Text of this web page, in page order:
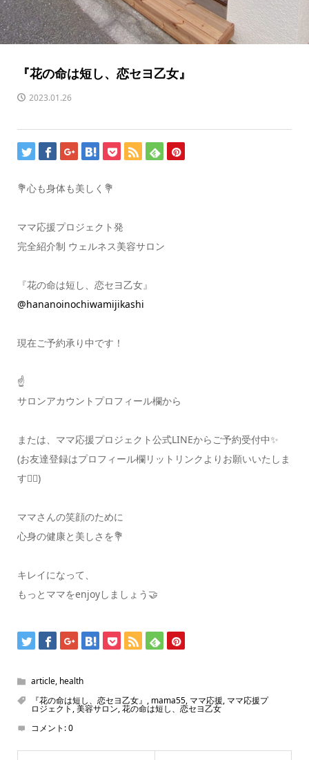
『花の命は短し、恋セヨ乙女』
2023.01.26
💐心も身体も美しく💐
ママ応援プロジェクト発
完全紹介制 ウェルネス美容サロン
『花の命は短し、恋セヨ乙女』
@hananoinochiwamijikashi
現在ご予約承り中です！
☝️
サロンアカウントプロフィール欄から
または、ママ応援プロジェクト公式LINEからご予約受付中✨
(お友達登録はプロフィール欄リットリンクよりお願いいたしま
す🙇‍♀️)
ママさんの笑顔のために
心身の健康と美しさを💐
キレイになって、
もっとママをenjoyしましょう🤝
article, health
『花の命は短し、恋セヨ乙女』 , mama55, ママ応援, ママ応援プ
ロジェクト ,美容サロン,花の命は短し、恋セヨ乙女
コメント:0